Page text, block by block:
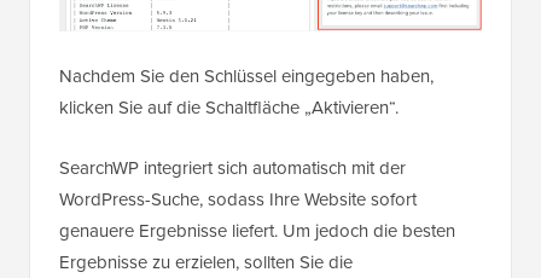
Nachdem Sie den Schlüssel eingegeben haben,
klicken Sie auf die Schaltfläche „Aktivieren“.
SearchWP integriert sich automatisch mit der
WordPress-Suche, sodass Ihre Website sofort
genauere Ergebnisse liefert. Um jedoch die besten
Ergebnisse zu erzielen, sollten Sie die